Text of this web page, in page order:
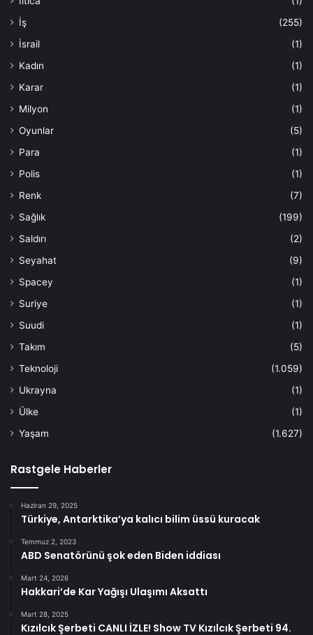
İş
(255)
İsrail
(1)
Kadın
(1)
Karar
(1)
Milyon
(1)
Oyunlar
(5)
Para
(1)
Polis
(1)
Renk
(7)
Sağlık
(199)
Saldırı
(2)
Seyahat
(9)
Spacey
(1)
Suriye
(1)
Suudi
(1)
Takım
(5)
Teknoloji
(1.059)
Ukrayna
(1)
Ülke
(1)
Yaşam
(1.627)
Rastgele Haberler
Haziran 29, 2025
Türkiye, Antarktika’ya kalıcı bilim üssü kuracak
Temmuz 2, 2023
ABD Senatörünü şok eden Biden iddiası
Mart 24, 2026
Hakkari’de Kar Yağışı Ulaşımı Aksattı
Mart 28, 2025
Kızılcık Şerbeti CANLI İZLE! Show TV Kızılcık Şerbeti 94.